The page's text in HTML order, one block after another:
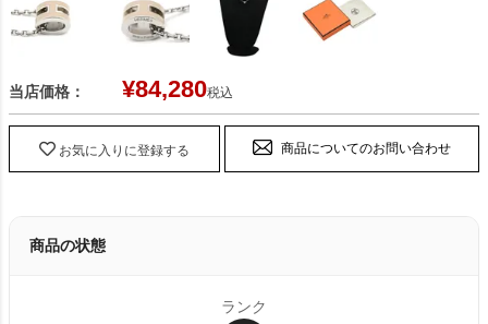
当店価格： ¥84,280税込
お気に入りに登録する 商品についてのお問い合わせ
商品の状態
ランク